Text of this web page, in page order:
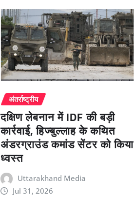
अंतर्राष्ट्रीय
दक्षिण लेबनान में IDF की बड़ी
कार्रवाई, हिज्बुल्लाह के कथित
अंडरग्राउंड कमांड सेंटर को किया
ध्वस्त
Uttarakhand Media
Jul 31, 2026